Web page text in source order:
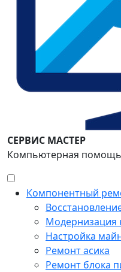
СЕРВИС МАСТЕР
Компьютерная помощь
Компонентный
Модернизация
Настройка
Ремонт асика
Ремонт блока